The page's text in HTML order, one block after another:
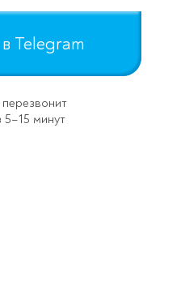
Telegram
минут